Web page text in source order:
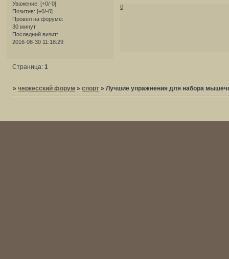
Уважение: [+0/-0]
Позитив: [+0/-0]
Провел на форуме:
30 минут
Последний визит:
2016-08-30 11:18:29
0
Страница:1
»черкесский форум »спорт »Лучшие упражнения для набора